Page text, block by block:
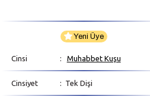
Yeni Üye
Cinsi : Muhabbet Kuşu
Cinsiyet : Tek Dişi